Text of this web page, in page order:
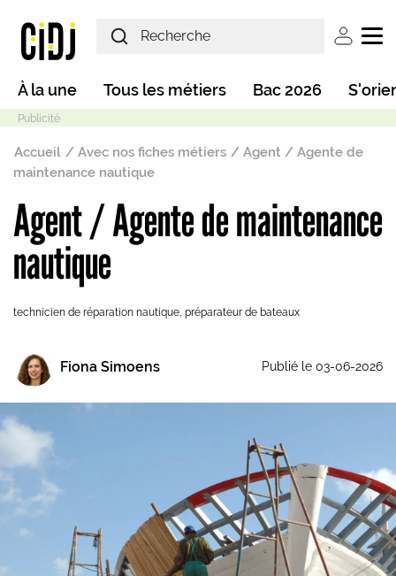
User
Main navigation
À la une Tous les métiers Bac 2026
Mode sombre
Fil d'Ariane
Accueil Avec nos fiches métiers
Agent / Agente de
maintenance nautique
Agent / Agente de maintenance
nautique
technicien de réparation nautique, préparateur de bateaux
Fiona Simoens Publié le 03-06-2026